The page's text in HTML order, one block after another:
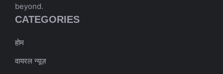
beyond.
CATEGORIES
होम
वायरल न्यूज़